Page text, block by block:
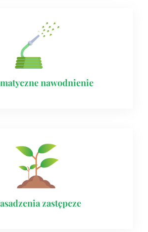
nawodnienie​
zastępcze